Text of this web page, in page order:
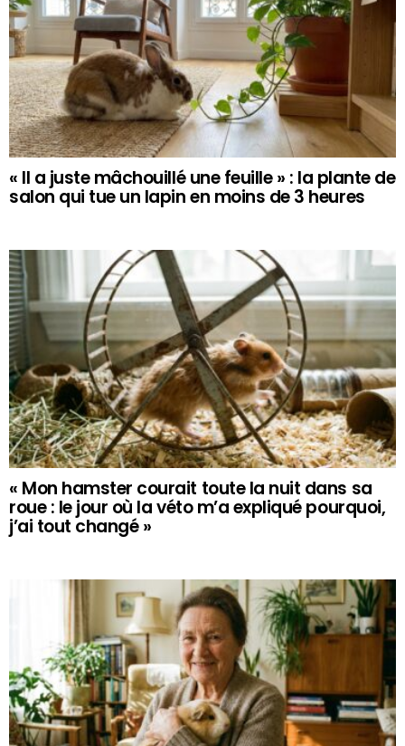
« Il a juste mâchouillé une feuille » : la plante de
salon qui tue un lapin en moins de 3 heures
« Mon hamster courait toute la nuit dans sa
roue : le jour où la véto m’a expliqué pourquoi,
j’ai tout changé »